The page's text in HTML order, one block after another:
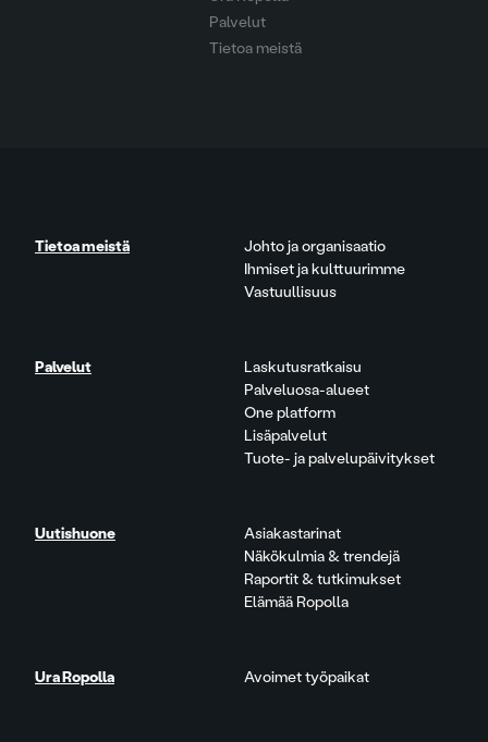
Palvelut
Tietoa meistä
Tietoa meistä
Johto ja organisaatio
Ihmiset ja kulttuurimme
Vastuullisuus
Palvelut
Laskutusratkaisu
Palveluosa-alueet
One platform
Lisäpalvelut
Tuote- ja palvelupäivitykset
Uutishuone
Asiakastarinat
Näkökulmia & trendejä
Raportit & tutkimukset
Elämää Ropolla
Ura Ropolla Avoimet työpaikat